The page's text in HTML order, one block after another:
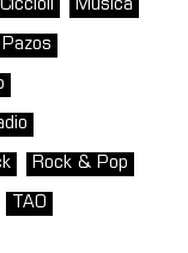
Música
Rock & Pop
TAO